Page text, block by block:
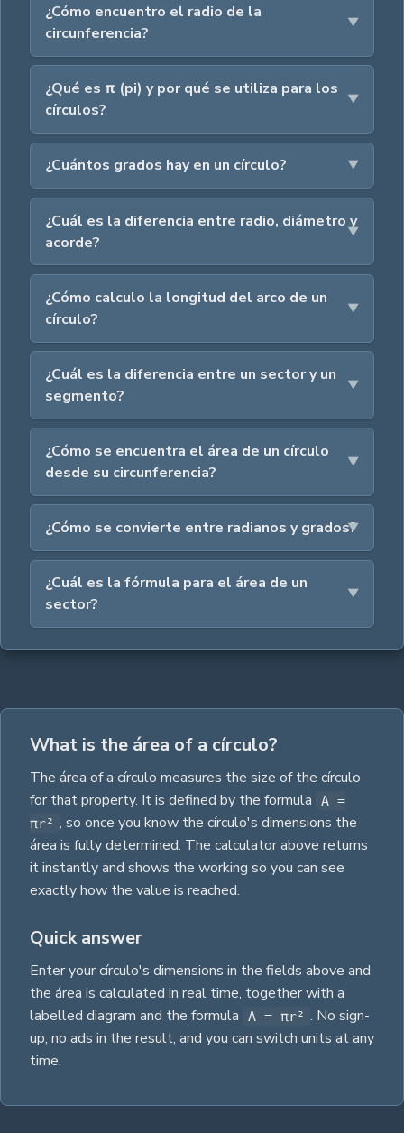
¿Cómo encuentro el radio de la
circunferencia?
¿Qué es π (pi) y por qué se utiliza para los
círculos?
¿Cuántos grados hay en un círculo?
¿Cuál es la diferencia entre radio, diámetro y
acorde?
¿Cómo calculo la longitud del arco de un
círculo?
¿Cuál es la diferencia entre un sector y un
segmento?
¿Cómo se encuentra el área de un círculo
desde su circunferencia?
¿Cómo se convierte entre radianos y grados?
¿Cuál es la fórmula para el área de un
sector?
What is the área of a círculo?
The área of a círculo measures the size of the círculo
for that property. It is defined by the formula
A =
πr² ,so once you know thecírculo's dimensions the
área is fully determined. The calculator above returns
it instantly and shows the working so you can see
exactly how the value is reached.
Quick answer
Enter yourcírculo's dimensions in the fields above and
the área is calculated in real time, together with a
labelled diagram and the formula A = πr² . No sign-
up, no ads in the result, and you can switch units at any
time.